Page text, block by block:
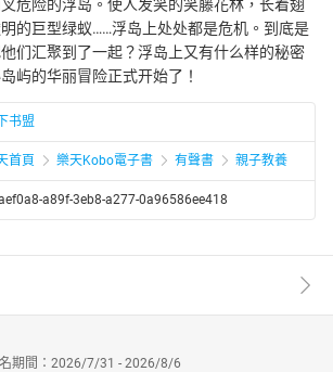
危险的浮岛。使人发笑的笑藤花林，长着翅
的巨型绿蚁……浮岛上处处都是危机。到底是
们汇聚到了一起？浮岛上又有什么样的秘密
屿的华丽冒险正式开始了！
书盟
首頁 樂天Kobo電子書 有聲書 親子教養
a89f-3eb8-a277-0a96586ee418
期間：2026/7/31 - 2026/8/6